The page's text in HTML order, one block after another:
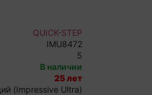
QUICK-STEP
IMU8472
5
В наличии
25 лет
(Impressive Ultra)